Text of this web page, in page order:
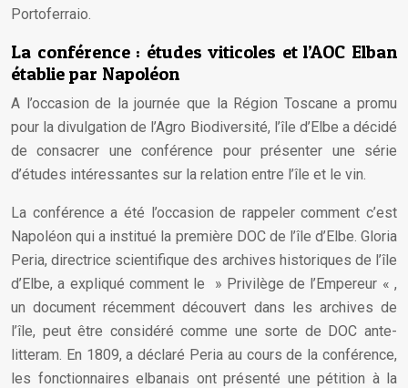
Portoferraio.
La conférence : études viticoles et l’AOC Elban
établie par Napoléon
A l’occasion de la journée que la Région Toscane a promu
pour la divulgation de l’Agro Biodiversité, l’île d’Elbe a décidé
de consacrer une conférence pour présenter une série
d’études intéressantes sur la relation entre l’île et le vin.
La conférence a été l’occasion de rappeler comment c’est
Napoléon qui a institué la première DOC de l’île d’Elbe. Gloria
Peria, directrice scientifique des archives historiques de l’île
d’Elbe, a expliqué comment le » Privilège de l’Empereur « ,
un document récemment découvert dans les archives de
l’île, peut être considéré comme une sorte de DOC ante-
litteram. En 1809, a déclaré Peria au cours de la conférence,
les fonctionnaires elbanais ont présenté une pétition à la